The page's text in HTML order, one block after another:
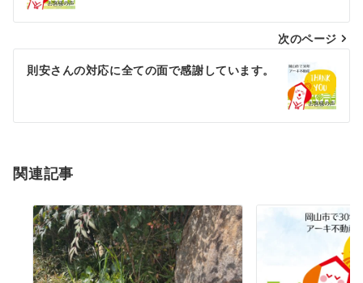
ナ
ビ
ゲ
シ
ン
次のページ
則安さんの対応に全ての面で感謝しています。
関連記事